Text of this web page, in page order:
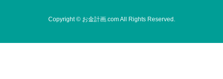
Copyright © お金計画.com All Rights Reserved.